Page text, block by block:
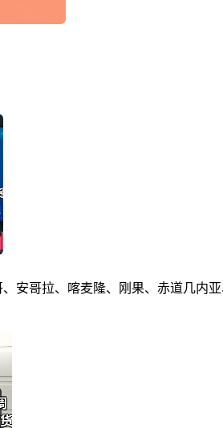
哥拉、喀麦隆、刚果、赤道几内